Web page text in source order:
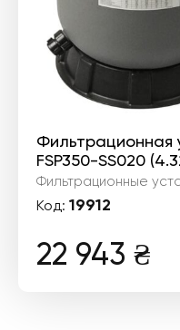
Фильтрационная
FSP350-SS020
Фильтрационные
Код: 19912
22 943 ₴